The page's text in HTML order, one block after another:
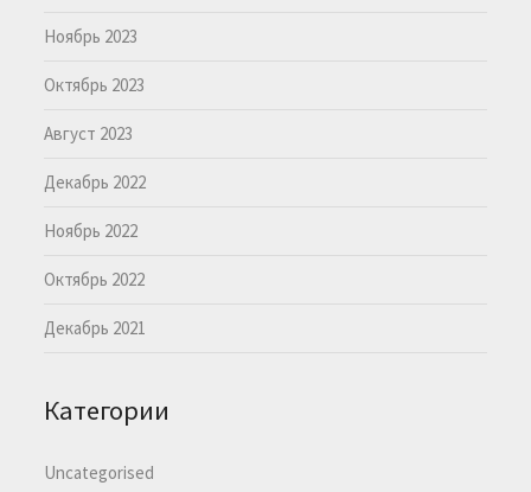
Ноябрь 2023
Октябрь 2023
Август 2023
Декабрь 2022
Ноябрь 2022
Октябрь 2022
Декабрь 2021
Категории
Uncategorised